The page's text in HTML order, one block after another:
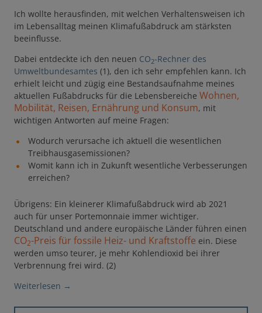
Ich wollte herausfinden, mit welchen Verhaltensweisen ich
im Lebensalltag meinen Klimafußabdruck am stärksten
beeinflusse.
Dabei entdeckte ich den neuen CO2-Rechner des
Umweltbundesamtes (1), den ich sehr empfehlen kann. Ich
erhielt leicht und zügig eine Bestandsaufnahme meines
aktuellen Fußabdrucks für die Lebensbereiche Wohnen,
Mobilität, Reisen, Ernährung und Konsum, mit
wichtigen Antworten auf meine Fragen:
Wodurch verursache ich aktuell die wesentlichen
Treibhausgasemissionen?
Womit kann ich in Zukunft wesentliche Verbesserungen
erreichen?
Übrigens: Ein kleinerer Klimafußabdruck wird ab 2021
auch für unser Portemonnaie immer wichtiger.
Deutschland und andere europäische Länder führen einen
CO2-Preis für fossile Heiz- und Kraftstoffe ein. Diese
werden umso teurer, je mehr Kohlendioxid bei ihrer
Verbrennung frei wird. (2)
Weiterlesen →